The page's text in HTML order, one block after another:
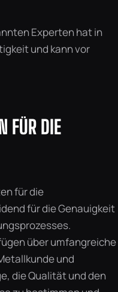
Experten hat in
und kann vor
FÜR DIE
für die
für die Genauigkeit
über umfangreiche
und
die Qualität und den